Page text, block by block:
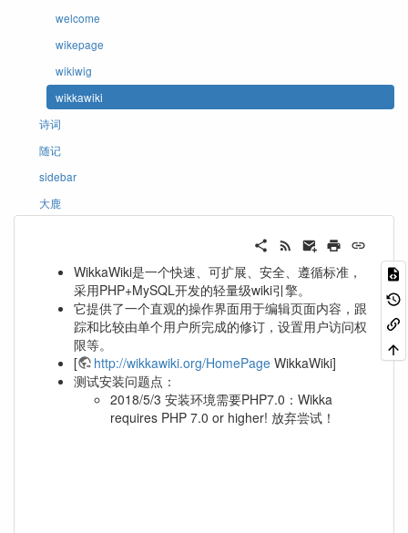
welcome
wikepage
wikiwig
wikkawiki
诗词
随记
sidebar
大鹿
WikkaWiki是一个快速、可扩展、安全、遵循标准，
采用PHP+MySQL开发的轻量级wiki引擎。
它提供了一个直观的操作界面用于编辑页面内容，跟
踪和比较由单个用户所完成的修订，设置用户访问权
限等。
[
http://wikkawiki.org/HomePage WikkaWiki]
测试安装问题点：
2018/5/3 安装环境需要PHP7.0：Wikka
requires PHP 7.0 or higher! 放弃尝试！